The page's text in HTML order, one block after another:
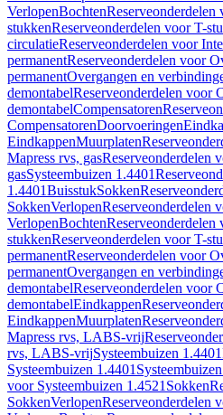
VerlopenBochtenReserveonderdelen
stukkenReserveonderdelen voor T-
circulatieReserveonderdelen voor
permanentReserveonderdelen voor
permanentOvergangen en
demontabelReserveonderdelen voor
demontabelCompensatoren
CompensatorenDoorvoeringen
EindkappenMuurplaten
Mapress rvs, gasReserveonderdelen
gasSysteembuizen 1.4401
1.4401BuisstukSokken
SokkenVerlopenReserveonderdelen
VerlopenBochtenReserveonderdelen
stukkenReserveonderdelen voor T-
permanentReserveonderdelen voor
permanentOvergangen en
demontabelReserveonderdelen voor
demontabelEindkappen
EindkappenMuurplaten
Mapress rvs, LABS-vrij
rvs, LABS-vrijSysteembuizen 1.4401
Systeembuizen 1.4401
voor Systeembuizen 1.4521 Sokken
SokkenVerlopenReserveonderdelen